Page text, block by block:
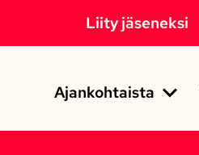
Ajankohtaista
Liity jäseneksi